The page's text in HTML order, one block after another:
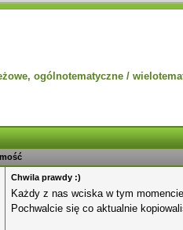
ogólnotematyczne /
Chwila prawdy :)
Każdy z nas wciska w tym
Pochwalcie się co aktualnie